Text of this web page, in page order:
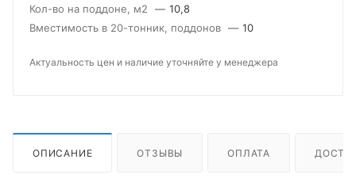
Кол-во на поддоне, м2
— 10,8
Вместимость в 20-тонник, поддонов — 10
Актуальность цен и наличие уточняйте у менеджера
ОПИСАНИЕ ОТЗЫВЫ ОПЛАТА